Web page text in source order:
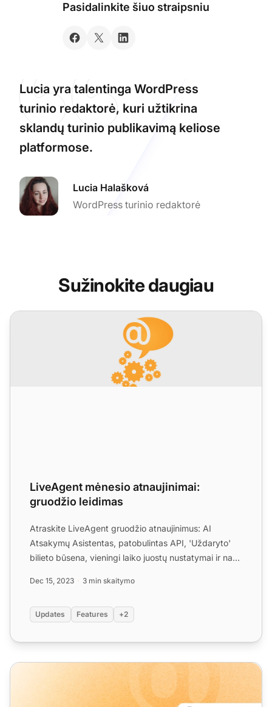
Pasidalinkite šiuo straipsniu
Lucia yra talentinga WordPress
turinio redaktorė, kuri užtikrina
sklandų turinio publikavimą keliose
platformose.
Lucia Halašková
WordPress turinio redaktorė
Sužinokite daugiau
LiveAgent mėnesio atnaujinimai: gruodžio leidimas
LiveAgent mėnesio atnaujinimai:
gruodžio leidimas
Atraskite LiveAgent gruodžio atnaujinimus: AI
Atsakymų Asistentas, patobulintas API, 'Uždaryto'
bilieto būsena, vieningi laiko juostų nustatymai ir nauji
Dec 15, 2023 3 min skaitymo
Updates Features +2
LiveAgent mėnesiniai atnaujinimai: liepos 2025 m.